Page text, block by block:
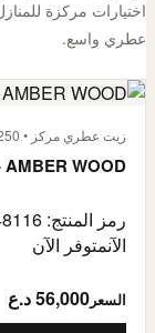
اختيارات مركزة
عطري واسع.
زيت عطري مركز • 250 مل
WOOD
رمز المنتج: RSPP250ML-EG-4348116
الآنمتوفر الآن
السعر 56,000 د.ع